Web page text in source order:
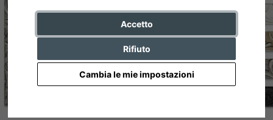
Accetto
Rifiuto
Cambia le mie impostazioni